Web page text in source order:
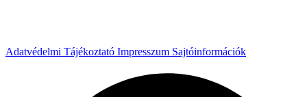
Adatvédelmi Tájékoztató Impresszum Sajtóinformációk